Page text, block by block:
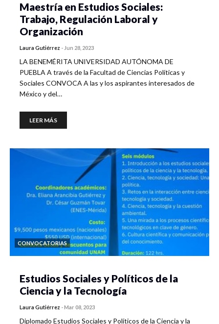
Maestría en Estudios Sociales:
Trabajo, Regulación Laboral y
Organización
Laura Gutiérrez - Jun 28, 2023
LA BENEMÉRITA UNIVERSIDAD AUTÓNOMA DE
PUEBLA A través de la Facultad de Ciencias Políticas y
Sociales CONVOCA A las y los aspirantes interesados de
México y del…
LEER MÁS
CONVOCATORIAS
Estudios Sociales y Políticos de la
Ciencia y la Tecnología
Laura Gutiérrez -Mar 08, 2023
Diplomado Estudios Sociales y Políticos de la Ciencia y la